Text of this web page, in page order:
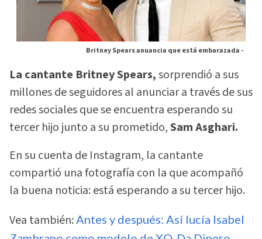
Britney Spears anuancia que está embarazada -
La cantante Britney Spears,sorprendió a sus
millones de seguidores al anunciar a través de sus
redes sociales que se encuentra esperando su
tercer hijo junto a su prometido,Sam Asghari.
En su cuenta de Instagram, la cantante
compartió una fotografía con la que acompañó
la buena noticia: está esperando a su tercer hijo.
Vea también: Antes y después: Así lucía Isabel